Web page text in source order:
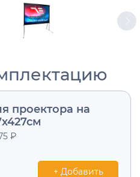
проектора на
₽
+ Добавить